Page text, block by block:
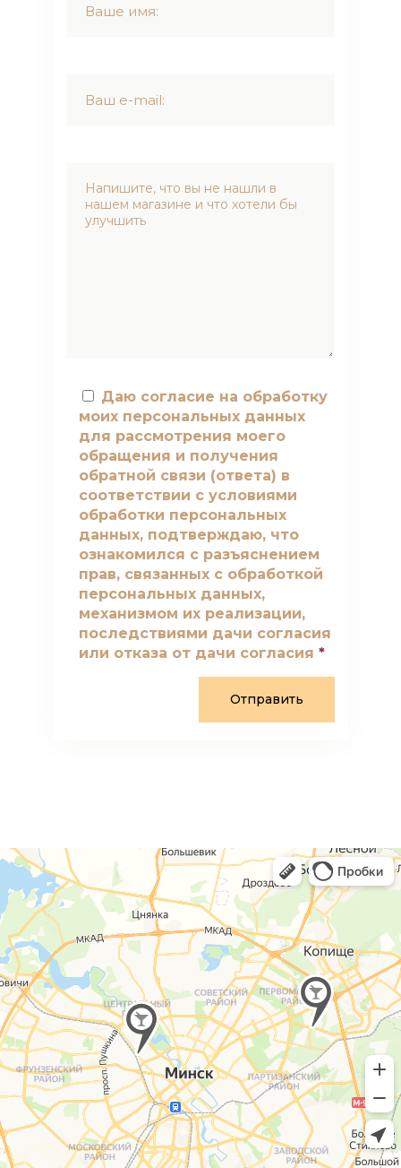
Даю согласие на обработку
моих персональных данных
для рассмотрения моего
обращения и получения
обратной связи (ответа) в
соответствии с условиями
обработки персональных
данных, подтверждаю, что
ознакомился с разъяснением
прав, связанных с обработкой
персональных данных,
механизмом их реализации,
последствиями дачи согласия
или отказа от дачи согласия *